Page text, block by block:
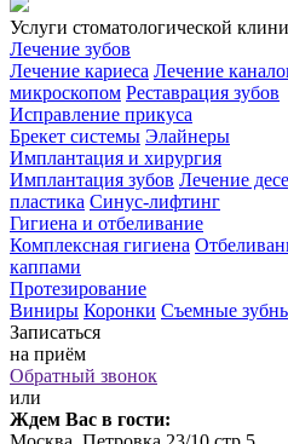
Услуги стоматологической
Лечение зубов
Лечение кариеса Лечение
микроскопом Реставрация зубов
Исправление прикуса
Брекет системы Элайнеры
Имплантация и хирургия
Имплантация зубов Лечение
пластика Синус-лифтинг
Гигиена и отбеливание
Комплексная гигиена
каппами
Протезирование
Виниры Коронки Съемные
Записаться
на приём
Обратный звонок
или
Ждем Вас в гости: